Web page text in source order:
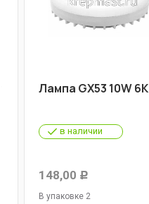
Лампа GX53 10W 6K
в наличии
148,00 Р
В упаковке 2